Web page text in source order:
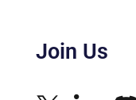
Join Us